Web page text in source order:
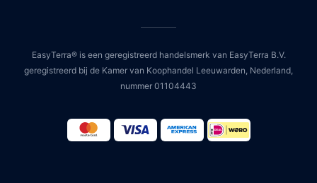
EasyTerra® is een geregistreerd handelsmerk van EasyTerra B.V.
geregistreerd bij de Kamer van Koophandel Leeuwarden, Nederland,
nummer 01104443